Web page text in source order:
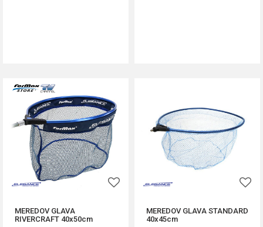
MEREDOV GLAVA
RIVERCRAFT 40x50cm
MEREDOV GLAVA STANDARD
40x45cm